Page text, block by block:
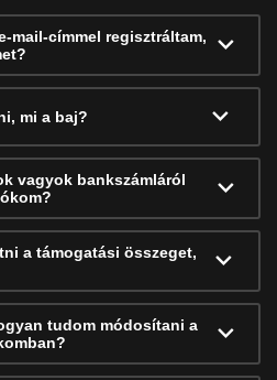
mail-címmel regisztráltam,
mi a baj?
vagyok bankszámláról
a támogatási összeget,
tudom módosítani a